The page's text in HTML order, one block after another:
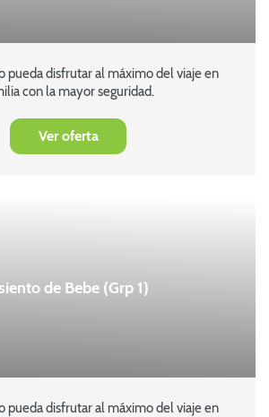
pueda disfrutar al máximo del viaje en
con la mayor seguridad.
Ver oferta
de Bebe (Grp 1)
pueda disfrutar al máximo del viaje en